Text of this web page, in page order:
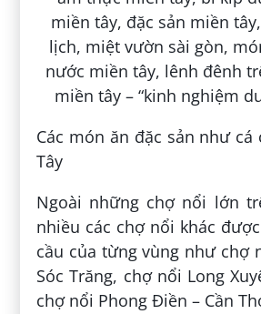
Các món ăn đặc sản như cá
Tây
Ngoài những chợ nổi lớn
nhiều các chợ nổi khác
cầu của từng vùng như chợ
Sóc Trăng, chợ nổi Long
chợ nổi Phong Điền – Cần